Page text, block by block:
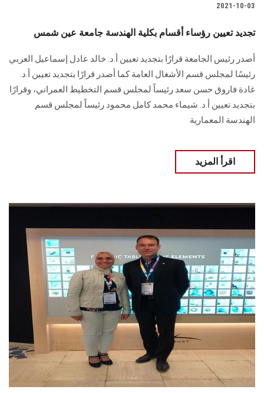
2021-10-03
تجديد تعيين رؤساء أقسام بكلية الهندسة جامعة عين شمس
أصدر رئيس الجامعة قرارًا بتجديد تعيين أ.د. خالد عادل إسماعيل العربي
رئيسًا لمجلس قسم الأشغال العامة كما أصدر قرارًا بتجديد تعيين أ.د.
غادة فاروق حسن سعد رئيساً لمجلس قسم التخطيط العمراني، وقرارًا
بتجديد تعيين أ.د. شيماء محمد كامل محمود رئيساً لمجلس قسم
الهندسة المعمارية
اقرأ المزيد